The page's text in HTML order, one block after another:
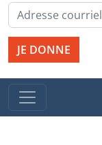
JE DONNE